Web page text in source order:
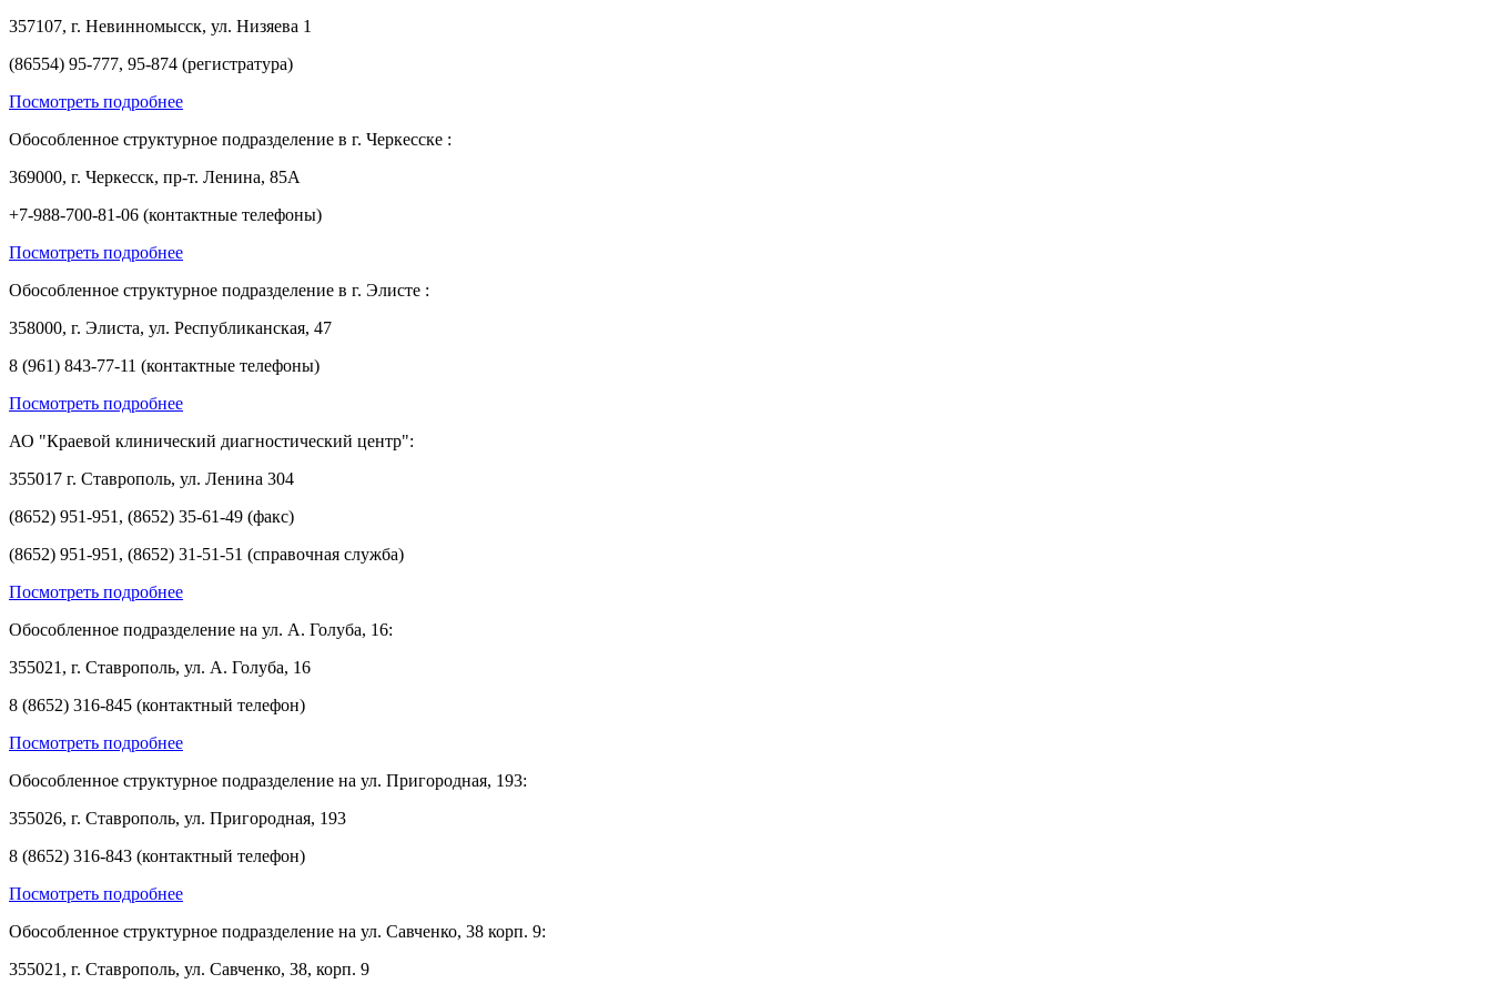
357107, г. Невинномысск, ул. Низяева 1
(86554) 95-777, 95-874 (регистратура)
Посмотреть подробнее
Обособленное структурное подразделение в г. Черкесске :
369000, г. Черкесск, пр-т. Ленина, 85А
+7-988-700-81-06 (контактные телефоны)
Посмотреть подробнее
Обособленное структурное подразделение в г. Элисте :
358000, г. Элиста, ул. Республиканская, 47
8 (961) 843-77-11 (контактные телефоны)
Посмотреть подробнее
АО "Краевой клинический диагностический центр":
355017 г. Ставрополь, ул. Ленина 304
(8652) 951-951, (8652) 35-61-49 (факс)
(8652) 951-951, (8652) 31-51-51 (справочная служба)
Посмотреть подробнее
Обособленное подразделение на ул. А. Голуба, 16:
355021, г. Ставрополь, ул. А. Голуба, 16
8 (8652) 316-845 (контактный телефон)
Посмотреть подробнее
Обособленное структурное подразделение на ул. Пригородная, 193:
355026, г. Ставрополь, ул. Пригородная, 193
8 (8652) 316-843 (контактный телефон)
Посмотреть подробнее
Обособленное структурное подразделение на ул. Савченко, 38 корп. 9:
355021, г. Ставрополь, ул. Савченко, 38, корп. 9